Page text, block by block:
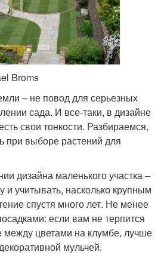
Broms
– не повод для серьезных
сада. И все-таки, в дизайне
свои тонкости. Разбираемся,
при выборе растений для
дизайна маленького участка –
и учитывать, насколько крупным
спустя много лет. Не менее
если вам не терпится
между цветами на клумбе, лучше
мульчей.